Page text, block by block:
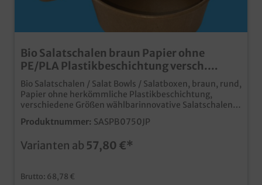
Bio Salatschalen braun Papier ohne
PE/PLA Plastikbeschichtung versch.
Größen
Bio Salatschalen / Salat Bowls / Salatboxen, braun, rund,
Papier ohne herkömmliche Plastikbeschichtung,
verschiedene Größen wählbarinnovative Salatschalen
für den To Go und Take away Verkaufohne
herkömmliche PE oder PLA Plastikbeschichtung,
einer Mehrwegalternative, sowie nicht EWKSF
wählbarindividuell bedruckbar, fragen Sie einfach
Produktnummer: SASPB0750JP
Varianten ab 57,80 €*
Brutto: 68,78 €